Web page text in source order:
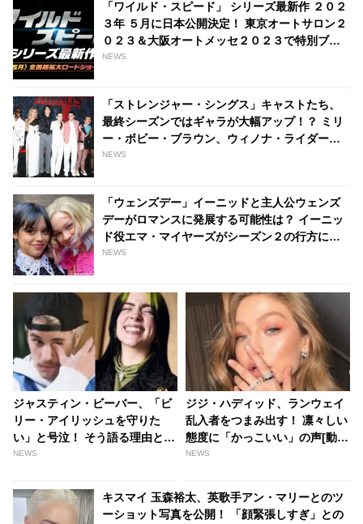
い？ - tvgroove
「ワイルド・スピード」 シリーズ最新作 ２０２
３年 ５月に日本公開決定！ 東京オートサロン２
０２３＆大阪オートメッセ２０２３で特別ブー
ス出展決定、ドミニクとブライアンの劇中衣裳
NEWS
「ストレンジャー・シングス」キャストたち、
最終シーズンではギャラが大幅アップ！？ ミリ
ー・ボビー・ブラウン、ウィノナ・ライダーら
がもらえる額はいったいいくら・・？ -
NEWS
「ウェンズデー」イーニッドと主人公ウェンズ
デーがロマンスに発展する可能性は？ イーニッ
ド役エマ・マイヤーズがシーズン２の行方につ
いて語る - tvgroove
NEWS
ジャスティン・ビーバー、「ビ
リー・アイリッシュを守りた
い」と号泣！ そう語る理由と
は・・・？[動画あり] |
NEWS
ジジ・ハディッド、ランウェイ
乱入者をつまみ出す！ 凛々しい
態度に「かっこいい」の声[動画
あり] | tvgroove
NEWS
キスマイ 玉森裕太、英歌手アン・マリーとのツ
ーショット写真を公開！ 「顔緊張しすぎ」との